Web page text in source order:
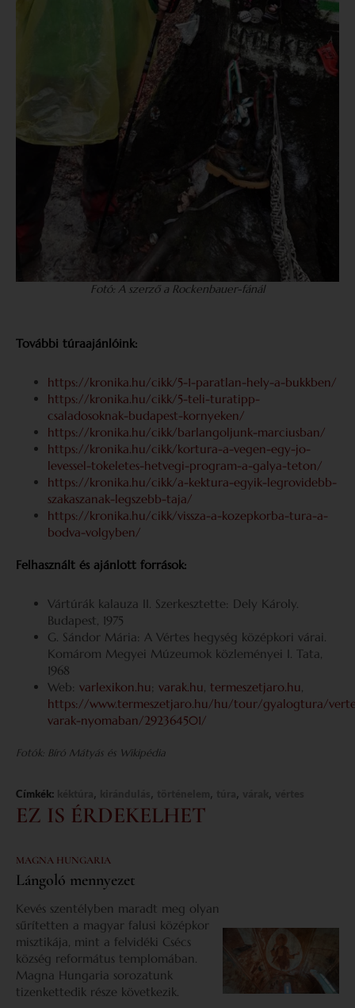
Fotó: A szerző a Rockenbauer-fánál
További túraajánlóink:
https://kronika.hu/cikk/5-1-paratlan-hely-a-bukkben/
https://kronika.hu/cikk/5-teli-turatipp-
csaladosoknak-budapest-kornyeken/
https://kronika.hu/cikk/barlangoljunk-marciusban/
https://kronika.hu/cikk/kortura-a-vegen-egy-jo-
levessel-tokeletes-hetvegi-program-a-galya-teton/
https://kronika.hu/cikk/a-kektura-egyik-legrovidebb-
szakaszanak-legszebb-taja/
https://kronika.hu/cikk/vissza-a-kozepkorba-tura-a-
bodva-volgyben/
Felhasznált és ajánlott források:
Vártúrák kalauza II. Szerkesztette: Dely Károly.
Budapest, 1975
G. Sándor Mária: A Vértes hegység középkori várai.
Komárom Megyei Múzeumok közleményei I. Tata,
1968
Web: varlexikon.hu; varak.hu termeszetjaro.hu
https://www.termeszetjaro.hu/hu/tour/gyalogtura/
varak-nyomaban/292364501/
Fotók: Bíró Mátyás és Wikipédia
Címkék: , , , , ,
EZ IS ÉRDEKELHET
MAGNA HUNGARIA
Lángoló mennyezet
Kevés szentélyben maradt meg olyan
sűrítetten a magyar falusi középkor
misztikája, mint a felvidéki Csécs
község református templomában.
Magna Hungaria sorozatunk
tizenkettedik része következik.